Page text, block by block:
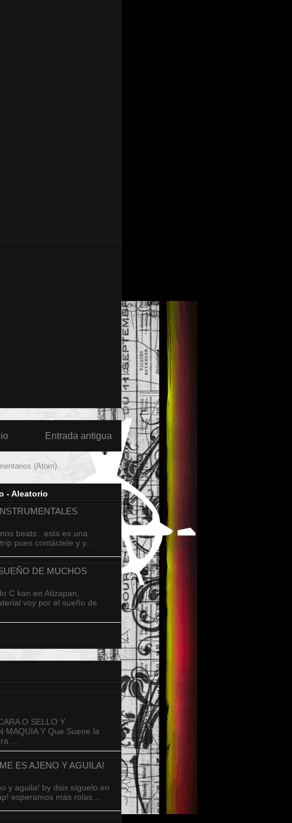
Entrada antigua
(Atom)
- Aleatorio
beats . esta es una
pues contáctele y y…
DE MUCHOS
C kan en Atizapan,
voy por el sueño de
O SELLO Y
MAQUIA Y Que Suene la
…
ES AJENO Y AGUILA!
y aguila! by dsix síguelo en
esperamos más rolas…